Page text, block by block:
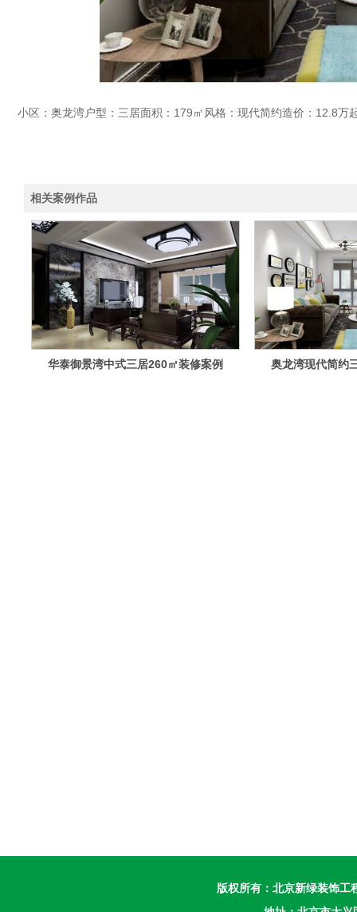
小区：奥龙湾户型：三居面积：179㎡风格：现代简约造价：12.8万
相关案例作品
华泰御景湾中式三居260㎡装修案例 奥龙湾现代简约
版权所有： 北京新绿装饰工